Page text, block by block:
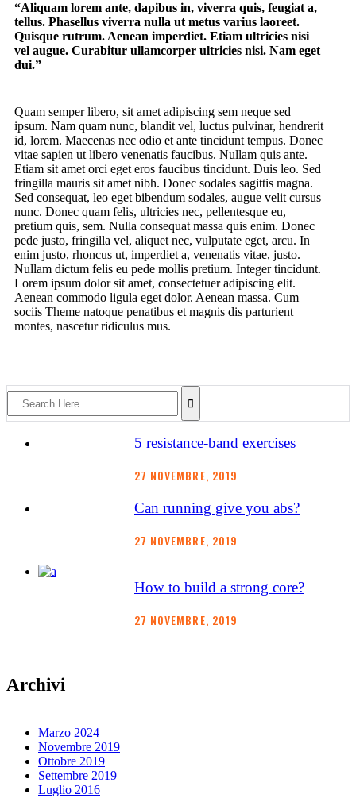
“Aliquam lorem ante, dapibus in, viverra quis, feugiat a,
tellus. Phasellus viverra nulla ut metus varius laoreet.
Quisque rutrum. Aenean imperdiet. Etiam ultricies nisi
vel augue. Curabitur ullamcorper ultricies nisi. Nam eget
dui.”
Quam semper libero, sit amet adipiscing sem neque sed
ipsum. Nam quam nunc, blandit vel, luctus pulvinar, hendrerit
id, lorem. Maecenas nec odio et ante tincidunt tempus. Donec
vitae sapien ut libero venenatis faucibus. Nullam quis ante.
Etiam sit amet orci eget eros faucibus tincidunt. Duis leo. Sed
fringilla mauris sit amet nibh. Donec sodales sagittis magna.
Sed consequat, leo eget bibendum sodales, augue velit cursus
nunc. Donec quam felis, ultricies nec, pellentesque eu,
pretium quis, sem. Nulla consequat massa quis enim. Donec
pede justo, fringilla vel, aliquet nec, vulputate eget, arcu. In
enim justo, rhoncus ut, imperdiet a, venenatis vitae, justo.
Nullam dictum felis eu pede mollis pretium. Integer tincidunt.
Lorem ipsum dolor sit amet, consectetuer adipiscing elit.
Aenean commodo ligula eget dolor. Aenean massa. Cum
sociis Theme natoque penatibus et magnis dis parturient
montes, nascetur ridiculus mus.
5 resistance-band exercises
27 NOVEMBRE, 2019
Can running give you abs?
27 NOVEMBRE, 2019
How to build a strong core?
27 NOVEMBRE, 2019
Archivi
Marzo 2024
Novembre 2019
Ottobre 2019
Settembre 2019
Luglio 2016